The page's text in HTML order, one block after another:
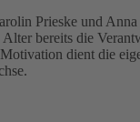
Prieske und Anna
bereits die
dient die